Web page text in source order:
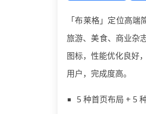
「布莱格」定位高
旅游、美食、商业杂
图标，性能优化良好
用户，完成度高。
5 种首页布局 + 5